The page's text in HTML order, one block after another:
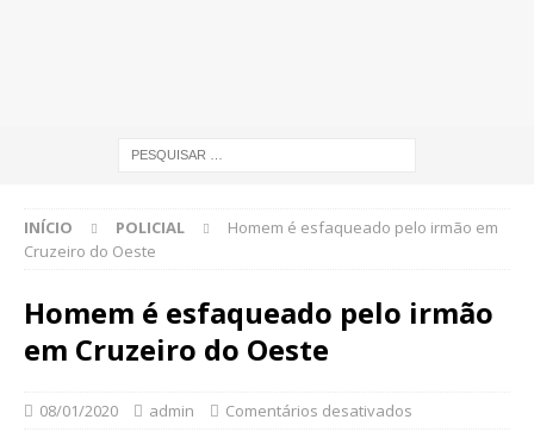
INÍCIO POLICIAL
Homem é esfaqueado pelo irmão em
Cruzeiro do Oeste
Homem é esfaqueado pelo irmão
em Cruzeiro do Oeste
08/01/2020 admin Comentários desativados